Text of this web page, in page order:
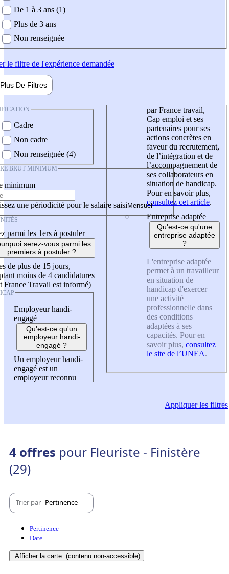
De 1 à 3 ans (1)
Plus de 3 ans
Non renseignée
le filtre de l'expérience demandée
Plus De Filtres
Cadre
Non cadre
Non renseignée (4)
BRUT MINIMUM
minimum
une périodicité pour le salaire saisi
parmi les 1ers à postuler
serez-vous parmi les
premiers à postuler ?
de plus de 15 jours,
moins de 4 candidatures
France Travail est informé)
Employeur handi-
engagé
Qu'est-ce qu'un
employeur handi-
engagé ?
Un employeur handi-
engagé est un
employeur reconnu
par France travail,
Cap emploi et ses
partenaires pour ses
actions concrètes en
faveur du recrutement,
de l’intégration et de
l’accompagnement de
ses collaborateurs en
situation de handicap.
Pour en savoir plus,
consultez cet article.
Entreprise adaptée
Qu'est-ce qu'une
entreprise adaptée
?
L'entreprise adaptée
permet à un travailleur
en situation de
handicap d'exercer
une activité
professionnelle dans
des conditions
adaptées à ses
capacités. Pour en
savoir plus, consultez
le site de l’UNEA.
Appliquerles filtres
4 offres pour Fleuriste - Finistère
(29)
Trier par Pertinence
Pertinence
Date
Afficher la carte (contenu non-accessible)